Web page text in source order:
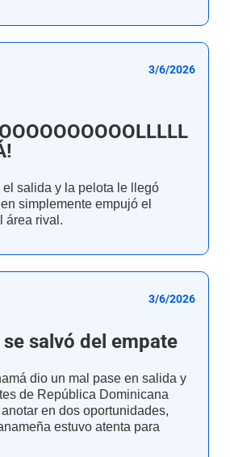
3/6/2026
el salida y la pelota le llegó
simplemente empujó el
área rival.
3/6/2026
salvó del empate
dio un mal pase en salida y
de República Dominicana
en dos oportunidades,
estuvo atenta para